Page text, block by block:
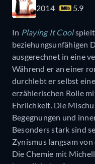
2014 5.9
In Playing It Cool
beziehungsunfähigen
ausgerechnet in eine
Während er an einer
durchlebt er selbst
erzählerischen Rolle
Ehrlichkeit. Die
Begegnungen und
Besonders stark sind
Zynismus langsam
Die Chemie mit